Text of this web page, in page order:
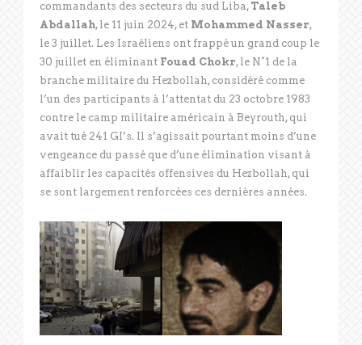
commandants des secteurs du sud Liba, Taleb
Abdallah, le 11 juin 2024, et Mohammed Nasser,
le 3 juillet. Les Israéliens ont frappé un grand coup le
30 juillet en éliminant Fouad Chokr, le N°1 de la
branche militaire du Hezbollah, considéré comme
l’un des participants à l’attentat du 23 octobre 1983
contre le camp militaire américain à Beyrouth, qui
avait tué 241 GI’s. Il s’agissait pourtant moins d’une
vengeance du passé que d’une élimination visant à
affaiblir les capacités offensives du Hezbollah, qui
se sont largement renforcées ces dernières années.